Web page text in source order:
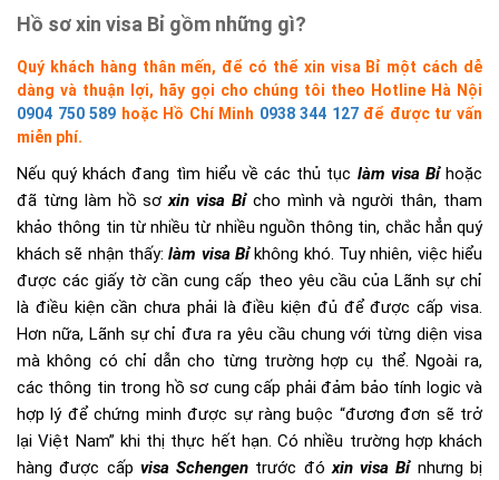
Hồ sơ xin visa Bỉ gồm những gì?
Quý khách hàng thân mến, để có thể xin visa Bỉ một cách dễ
dàng và thuận lợi, hãy gọi cho chúng tôi theo Hotline Hà Nội
0904 750 589 hoặc Hồ Chí Minh 0938 344 127để được tư vấn
miễn phí.
Nếu quý khách đang tìm hiểu về các thủ tục làm visa Bỉhoặc
đã từng làm hồ sơxin visa Bỉcho mình và người thân, tham
khảo thông tin từ nhiều từ nhiều nguồn thông tin, chắc hẳn quý
khách sẽ nhận thấy:làm visa Bỉkhông khó. Tuy nhiên, việc hiểu
được các giấy tờ cần cung cấp theo yêu cầu của Lãnh sự chỉ
là điều kiện cần chưa phải là điều kiện đủ để được cấp visa.
Hơn nữa, Lãnh sự chỉ đưa ra yêu cầu chung với từng diện visa
mà không có chỉ dẫn cho từng trường hợp cụ thể. Ngoài ra,
các thông tin trong hồ sơ cung cấp phải đảm bảo tính logic và
hợp lý để chứng minh được sự ràng buộc “đương đơn sẽ trở
lại Việt Nam” khi thị thực hết hạn. Có nhiều trường hợp khách
hàng được cấp visa Schengen trước đóxin visa Bỉnhưng bị